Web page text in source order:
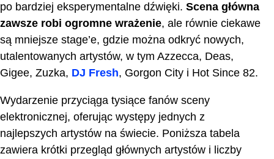
po bardziej eksperymentalne dźwięki. Scena główna
zawsze robi ogromne wrażenie, ale równie ciekawe
są mniejsze stage’e, gdzie można odkryć nowych,
utalentowanych artystów, w tym Azzecca, Deas,
Gigee, Zuzka, DJ Fresh, Gorgon City i Hot Since 82.
Wydarzenie przyciąga tysiące fanów sceny
elektronicznej, oferując występy jednych z
najlepszych artystów na świecie. Poniższa tabela
zawiera krótki przegląd głównych artystów i liczby